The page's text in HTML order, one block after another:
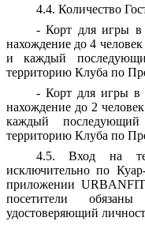
4.4. Количество
- Корт для игры в
нахождение до 4
и каждый
территорию Клуба по
- Корт для игры в
нахождение до 2
каждый
территорию Клуба по
4.5. Вход на
исключительно по
приложении
посетители
удостоверяющий